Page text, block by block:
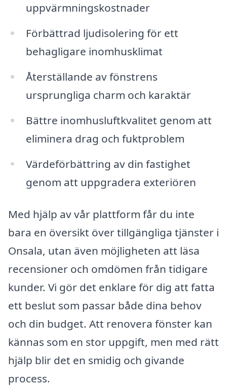
uppvärmningskostnader
Förbättrad ljudisolering för ett
behagligare inomhusklimat
Återställande av fönstrens
ursprungliga charm och karaktär
Bättre inomhusluftkvalitet genom att
eliminera drag och fuktproblem
Värdeförbättring av din fastighet
genom att uppgradera exteriören
Med hjälp av vår plattform får du inte
bara en översikt över tillgängliga tjänster i
Onsala, utan även möjligheten att läsa
recensioner och omdömen från tidigare
kunder. Vi gör det enklare för dig att fatta
ett beslut som passar både dina behov
och din budget. Att renovera fönster kan
kännas som en stor uppgift, men med rätt
hjälp blir det en smidig och givande
process.